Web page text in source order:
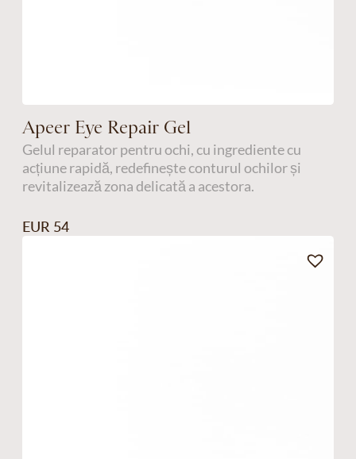
Apeer Eye Repair Gel
Gelul reparator pentru ochi, cu ingrediente cu
acțiune rapidă, redefinește conturul ochilor și
revitalizează zona delicată a acestora.
EUR 54